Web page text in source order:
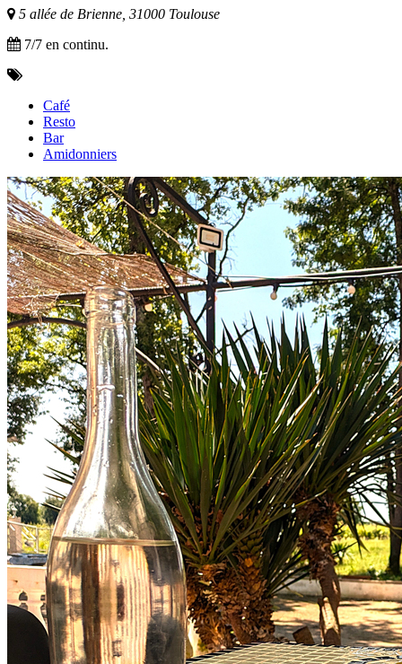
5 allée de Brienne, 31000 Toulouse
7/7 en continu.
Café
Resto
Bar
Amidonniers